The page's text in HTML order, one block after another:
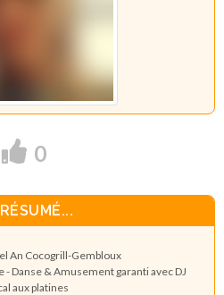
0
An Cocogrill-Gembloux
Danse & Amusement garanti avec DJ
aux platines